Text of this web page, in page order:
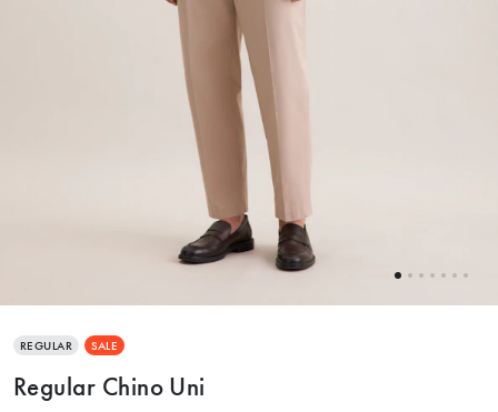
REGULAR SALE
Regular Chino Uni